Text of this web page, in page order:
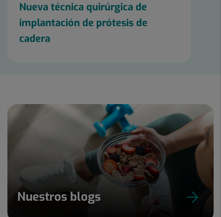
Nueva técnica quirúrgica de
implantación de prótesis de
cadera
Nuestros blogs